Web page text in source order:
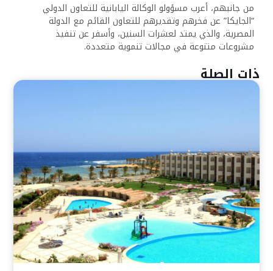
من جانبهم، أعرب مسؤولو الوكالة اليابانية للتعاون الدولي
“الجايكا” عن فخرهم وتقديرهم للتعاون القائم مع الدولة
المصرية، والذي يمتد لعشرات السنين، وأسفر عن تنفيذ
مشروعات متنوعة في مجالات تنموية متعددة.
ذات الصلة